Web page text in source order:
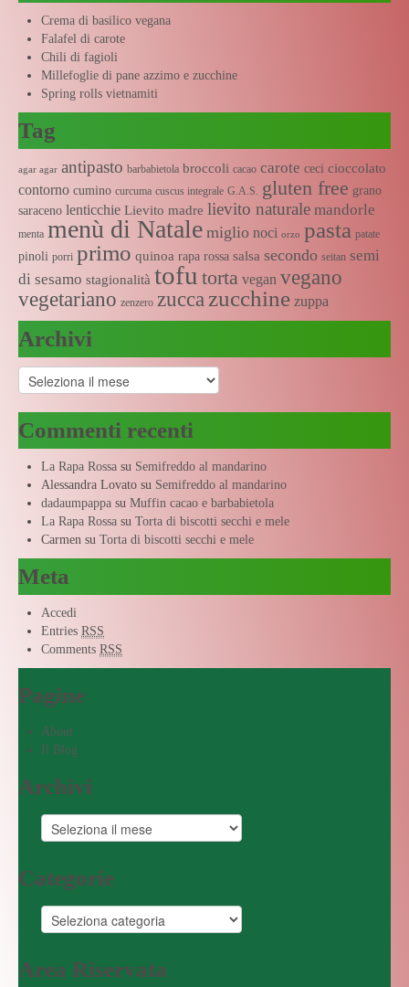
Crema di basilico vegana
Falafel di carote
Chili di fagioli
Millefoglie di pane azzimo e zucchine
Spring rolls vietnamiti
Tag
agar agar antipasto barbabietola broccoli cacao carote ceci cioccolato
contorno cumino curcuma cuscus integrale G.A.S. gluten free grano
saraceno lenticchie Lievito madre lievito naturale mandorle
menta menù di Natale miglio noci orzo pasta patate
pinoli porri primo quinoa rapa rossa salsa secondo seitan semi
di sesamo stagionalità tofu torta vegan vegano
vegetariano zenzero zucca zucchine zuppa
Archivi
Archivi
Commenti recenti
La Rapa Rossa su Semifreddo al mandarino
Alessandra Lovato su Semifreddo al mandarino
dadaumpappa su Muffin cacao e barbabietola
La Rapa Rossa su Torta di biscotti secchi e mele
Carmen su Torta di biscotti secchi e mele
Meta
Accedi
Entries RSS
Comments RSS
Pagine
About
Il Blog
Archivi
Categorie
Area Riservata